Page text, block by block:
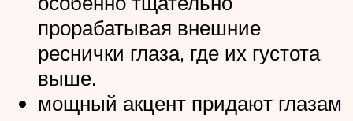
прорабатывая внешние
реснички глаза, где их густота
выше.
мощный акцент придают глазам